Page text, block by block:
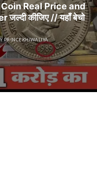
Real Price and
कीजिए // यहाँ बेचो
PRINCEKHIWALIYA